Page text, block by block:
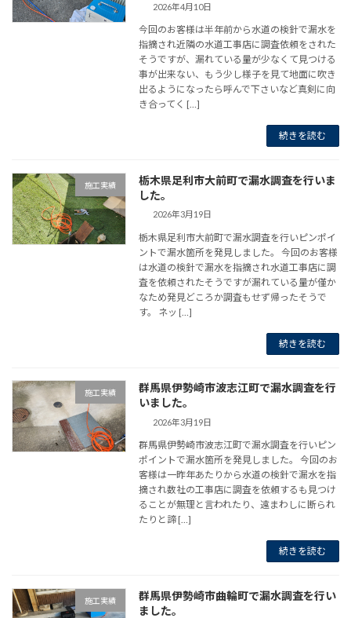
2026年4月10日
今回のお客様は半年前から水道の検針で漏水を
指摘され近隣の水道工事店に調査依頼をされた
そうですが、漏れている量が少なくて見つける
事が出来ない、もう少し様子を見て地面に吹き
出るようになったら呼んで下さいなど真剣に向
き合ってく […]
続きを読む
施工実績
栃木県足利市大前町で漏水調査を行いま
した。
2026年3月19日
栃木県足利市大前町で漏水調査を行いピンポイ
ントで漏水箇所を発見しました。 今回のお客様
は水道の検針で漏水を指摘され水道工事店に調
査を依頼されたそうですが漏れている量が僅か
なため発見どころか調査もせず帰ったそうで
す。 ネッ […]
続きを読む
施工実績
群馬県伊勢崎市波志江町で漏水調査を行
いました。
2026年3月19日
群馬県伊勢崎市波志江町で漏水調査を行いピン
ポイントで漏水箇所を発見しました。 今回のお
客様は一昨年あたりから水道の検針で漏水を指
摘され数社の工事店に調査を依頼するも見つけ
ることが無理と言われたり、遠まわしに断られ
たりと諦 […]
続きを読む
施工実績
群馬県伊勢崎市曲輪町で漏水調査を行い
ました。